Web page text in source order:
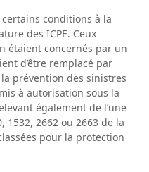
conditions à la
des ICPE. Ceux
étaient concernés par un
d’être remplacé par
prévention des sinistres
à autorisation sous la
également de l’une
2662 ou 2663 de la
pour la protection